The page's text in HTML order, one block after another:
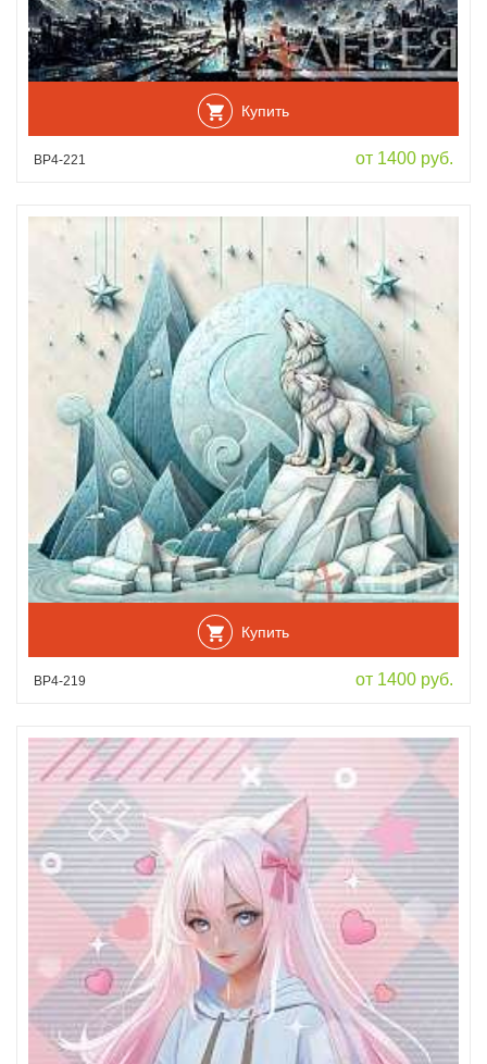
Купить
ВР4-221 от 1400 руб.
Купить
ВР4-219 от 1400 руб.